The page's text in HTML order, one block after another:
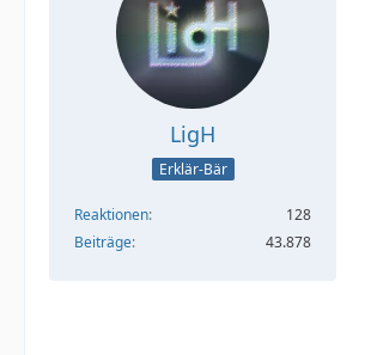
LigH
Erklär-Bär
Reaktionen
128
Beiträge
43.878